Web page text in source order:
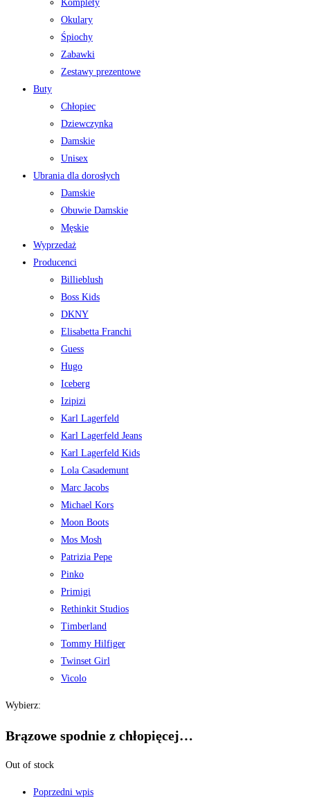
Komplety
Okulary
Śpiochy
Zabawki
Zestawy prezentowe
Buty
Chłopiec
Dziewczynka
Damskie
Unisex
Ubrania dla dorosłych
Damskie
Obuwie Damskie
Męskie
Wyprzedaż
Producenci
Billieblush
Boss Kids
DKNY
Elisabetta Franchi
Guess
Hugo
Iceberg
Izipizi
Karl Lagerfeld
Karl Lagerfeld Jeans
Karl Lagerfeld Kids
Lola Casademunt
Marc Jacobs
Michael Kors
Moon Boots
Mos Mosh
Patrizia Pepe
Pinko
Primigi
Rethinkit Studios
Timberland
Tommy Hilfiger
Twinset Girl
Vicolo
Wybierz:
Brązowe spodnie z chłopięcej…
Out of stock
Poprzedni wpis